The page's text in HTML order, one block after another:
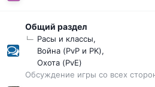
Общий раздел
Расы и классы
Война (PvP и PK)
Охота (PvE)
Обсуждение игры со всех